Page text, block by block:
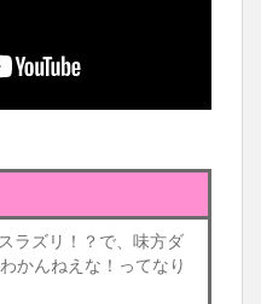
ラズリ！？で、味方ダ
かんねえな！ってなり